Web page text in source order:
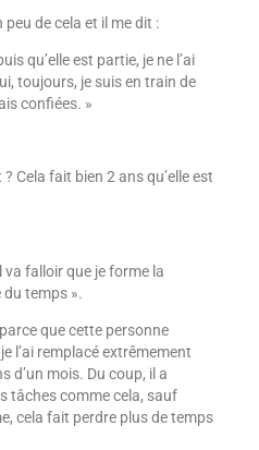
de cela et il me dit :
qu’elle est partie, je ne l’ai
toujours, je suis en train de
confiées. »
Cela fait bien 2 ans qu’elle est
va falloir que je forme la
temps ».
que cette personne
l’ai remplacé extrêmement
d’un mois. Du coup, il a
tâches comme cela, sauf
cela fait perdre plus de temps